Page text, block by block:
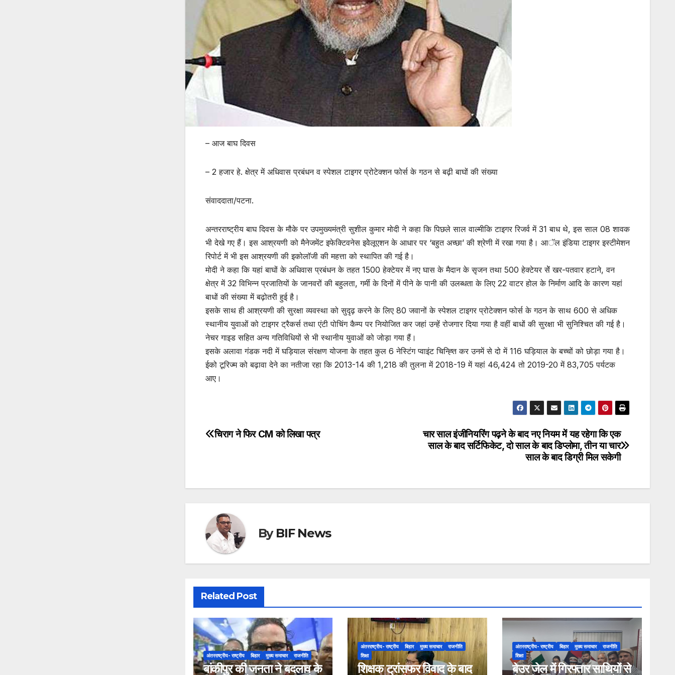
– आज बाघ दिवस
– 2 हजार हे. क्षेत्र में अधिवास प्रबंधन व स्पेशल टाइगर प्रोटेक्शन फोर्स के गठन से बढ़ी बाघों की संख्या
संवाददाता/पटना.
अन्तरराष्ट्रीय बाघ दिवस के मौके पर उपमुख्यमंत्री सुशील कुमार मोदी ने कहा कि पिछले साल वाल्मीकि टाइगर रिजर्व में 31 बाध थे, इस साल 08 शावक
भी देखे गए हैं। इस आश्रयणी को मैनेजमेंट इफेक्टिवनेस इवेेलूएशन के आधार पर ‘बहुत अच्छा’ की श्रेणी में रखा गया है। आॅल इंडिया टाइगर इस्टीमेशन
रिपोर्ट में भी इस आश्रयणी की इकोलाॅजी की महत्ता को स्थापित की गई है।
मोदी ने कहा कि यहां बाघों के अधिवास प्रबंधन के तहत 1500 हेक्टेयर में नए घास के मैदान के सृजन तथा 500 हेक्टेयर सेें खर-पतवार हटाने, वन
क्षेत्र में 32 विभिन्न प्रजातियों के जानवरों की बहुलता, गर्मी के दिनों में पीने के पानी की उलब्धता के लिए 22 वाटर होल के निर्माण आदि के कारण यहां
बाधों की संख्या में बढ़ोतरी हुई है।
इसके साथ ही आश्रयणी की सुरक्षा व्यवस्था को सुदृढ़ करने के लिए 80 जवानों के स्पेशल टाइगर प्रोटेक्शन फोर्स के गठन के साथ 600 से अधिक
स्थानीय युवाओं को टाइगर ट्रैकर्स तथा एंटी पोचिंग कैम्प पर नियोजित कर जहां उन्हें रोजगार दिया गया है वहीं बाधों की सुरक्षा भी सुनिश्चित की गई है।
नेचर गाइड सहित अन्य गतिविधियों से भी स्थानीय युवाओं को जोड़ा गया हैं।
इसके अलावा गंडक नदी में घड़ियाल संरक्षण योजना के तहत कुल 6 नेस्टिंग प्वाइंट चिन्ह्ति कर उनमें से दो में 116 घड़ियाल के बच्चों को छोड़ा गया है।
ईको टूरिज्म को बढ़ावा देने का नतीजा रहा कि 2013-14 की 1,218 की तुलना में 2018-19 में यहां 46,424 तो 2019-20 में 83,705 पर्यटक
आए।
Post
चार साल इंजीनियरिंग पढ़ने के बाद नए नियम में यह रहेगा कि एक
साल के बाद सर्टिफिकेट, दो साल के बाद डिप्लोमा, तीन या चार
साल के बाद डिग्री मिल सकेगी
चिराग ने फिर CM को लिखा पत्र
By BIF News
Related Post
अंतरराष्ट्रीय- राष्ट्रीय बिहार मुख्य समाचार राजनीति
बांकीपुर की जनता ने बदलाव के
अंतरराष्ट्रीय- राष्ट्रीय बिहार मुख्य समाचार
राजनीति
शिक्षा
शिक्षक ट्रांसफर विवाद के बाद
अंतरराष्ट्रीय- राष्ट्रीय बिहार मुख्य समाचार
राजनीति
शिक्षा
बेउर जेल में गिरफ्तार साथियों से